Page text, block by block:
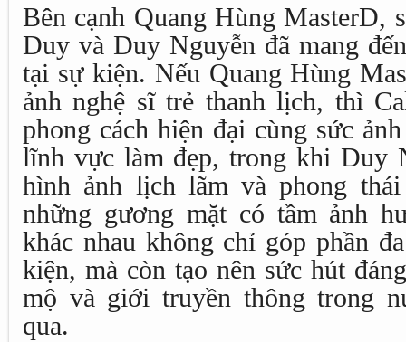
Bên cạnh Quang Hùng MasterD,
Duy và Duy Nguyễn đã mang
tại sự kiện. Nếu Quang Hùng
ảnh nghệ sĩ trẻ thanh lịch, thì
phong cách hiện đại cùng sức
lĩnh vực làm đẹp, trong khi Duy
hình ảnh lịch lãm và phong
những gương mặt có tầm ảnh
khác nhau không chỉ góp phần
kiện, mà còn tạo nên sức hút
mộ và giới truyền thông trong
qua.